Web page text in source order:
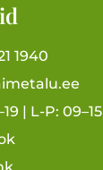
1940
| L-P: 09–15